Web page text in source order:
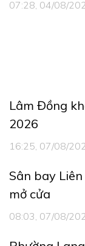
năm 2026 với
07:28, 04/08/
Lâm Đồng
2026
16:25, 07/08/
Sân bay
mở cửa
08:03, 07/08/